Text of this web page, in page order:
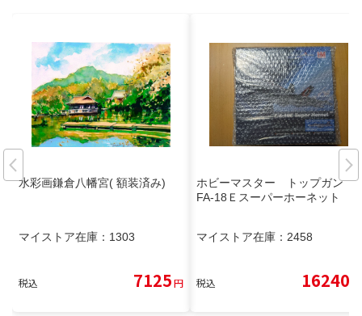
水彩画鎌倉八幡宮( 額装済み)
マイストア在庫： 1303
税込 7125円
ホビーマスター トップガン
FA-18Ｅスーパーホーネット
マイストア在庫： 2458
税込 16240